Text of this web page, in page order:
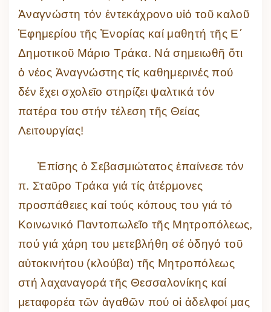
Ἀναγνώστη τόν ἑντεκάχρονο υἱό τοῦ καλοῦ
Ἐφημερίου τῆς Ἐνορίας καί μαθητή τῆς Ε΄
Δημοτικοῦ Μάριο Τράκα. Νά σημειωθῆ ὅτι
ὁ νέος Ἀναγνώστης τίς καθημερινές πού
δέν ἔχει σχολεῖο στηρίζει ψαλτικά τόν
πατέρα του στήν τέλεση τῆς Θείας
Λειτουργίας!
Ἐπίσης ὁ Σεβασμιώτατος ἐπαίνεσε τόν
π. Σταῦρο Τράκα γιά τίς ἀτέρμονες
προσπάθειες καί τούς κόπους του γιά τό
Κοινωνικό Παντοπωλεῖο τῆς Μητροπόλεως,
πού γιά χάρη του μετεβλήθη σέ ὁδηγό τοῦ
αὐτοκινήτου (κλούβα) τῆς Μητροπόλεως
στή λαχαναγορά τῆς Θεσσαλονίκης καί
μεταφορέα τῶν ἀγαθῶν πού οἱ ἀδελφοί μας